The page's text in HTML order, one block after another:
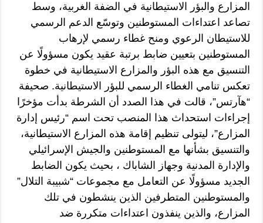
المزارع والبؤر الاستيطانية في الضفة الغربية، وسط
تصاعد اعتداءات المستوطنين وتوسّع الدعم الرسمي
للاستيطان الرعوي ومنح غطاء رسمي لإرهاب
المستوطنين بتعيين ضابط برتبة عقيد يكون مسؤولًا عن
التنسيق مع هذه البؤر والمزارع الاستيطانية في خطوة
تعكس تنامي الغطاء الرسمي للبؤر الاستيطانية. صحيفة
“هآرتس”، قالت في هذا الصدد أن الشرطة بدأت مؤخرًا
إجراءات استحداث هذا المنصب تحت اسم “رئيس إدارة
المزارع”، ليتولى تنظيم إقامة هذه المزارع الاستيطانية،
والتنسيق بشأنها مع المستوطنين والجيش الإسرائيلي
والإدارة المدنية وجهاز الشاباك ، بحيث يكون الضابط
الجديد مسؤولًا عن التعامل مع مجموعات “شبيبة التلال”
والمستوطنين المتطرفين الذين ينشطون في تلك
المزارع، والذين ينفذون اعتداءات متكررة ضد